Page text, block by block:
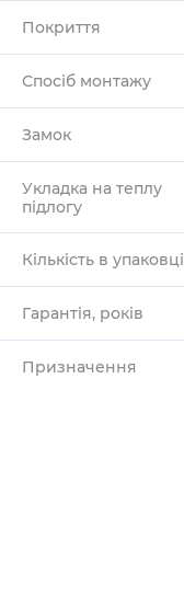
Покриття
Спосіб монтажу
Замок
Укладка на теплу
підлогу
Кількість в упаковці
Гарантія, років
Призначення